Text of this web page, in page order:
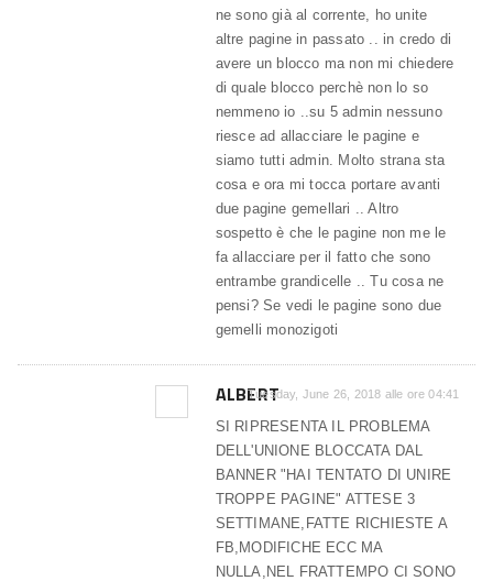
ne sono già al corrente, ho unite
altre pagine in passato .. in credo di
avere un blocco ma non mi chiedere
di quale blocco perchè non lo so
nemmeno io ..su 5 admin nessuno
riesce ad allacciare le pagine e
siamo tutti admin. Molto strana sta
cosa e ora mi tocca portare avanti
due pagine gemellari .. Altro
sospetto è che le pagine non me le
fa allacciare per il fatto che sono
entrambe grandicelle .. Tu cosa ne
pensi? Se vedi le pagine sono due
gemelli monozigoti
ALBERTTuesday, June 26, 2018 alle ore 04:41
SI RIPRESENTA IL PROBLEMA
DELL'UNIONE BLOCCATA DAL
BANNER "HAI TENTATO DI UNIRE
TROPPE PAGINE" ATTESE 3
SETTIMANE,FATTE RICHIESTE A
FB,MODIFICHE ECC MA
NULLA,NEL FRATTEMPO CI SONO